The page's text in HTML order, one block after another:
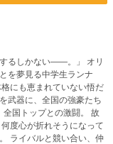
しかない――。」 オリ
を夢見る中学生ランナ
武器に、全国の強豪たち